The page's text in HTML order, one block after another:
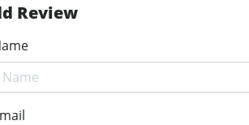
Review